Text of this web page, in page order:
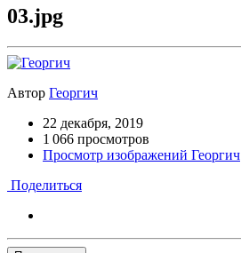
03.jpg
Автор Георгич
22 декабря, 2019
1 066 просмотров
Просмотр изображений Георгич
Поделиться